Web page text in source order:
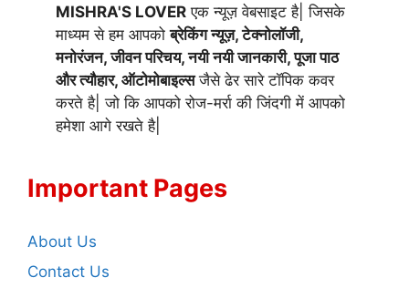
MISHRA'S LOVER एक न्यूज़ वेबसाइट है| जिसके
माध्यम से हम आपकोब्रेकिंग न्यूज़, टेक्नोलॉजी,
मनोरंजन, जीवन परिचय, नयी नयी जानकारी, पूजा पाठ
और त्यौहार, ऑटोमोबाइल्सजैसे ढेर सारे टॉपिक कवर
करते है| जो कि आपको रोज-मर्रा की जिंदगी में आपको
हमेशा आगे रखते है|
Important Pages
About Us
Contact Us